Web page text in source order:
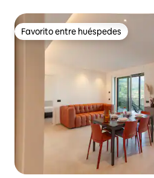
Favorito entre huéspedes
Favorito entre huéspedes